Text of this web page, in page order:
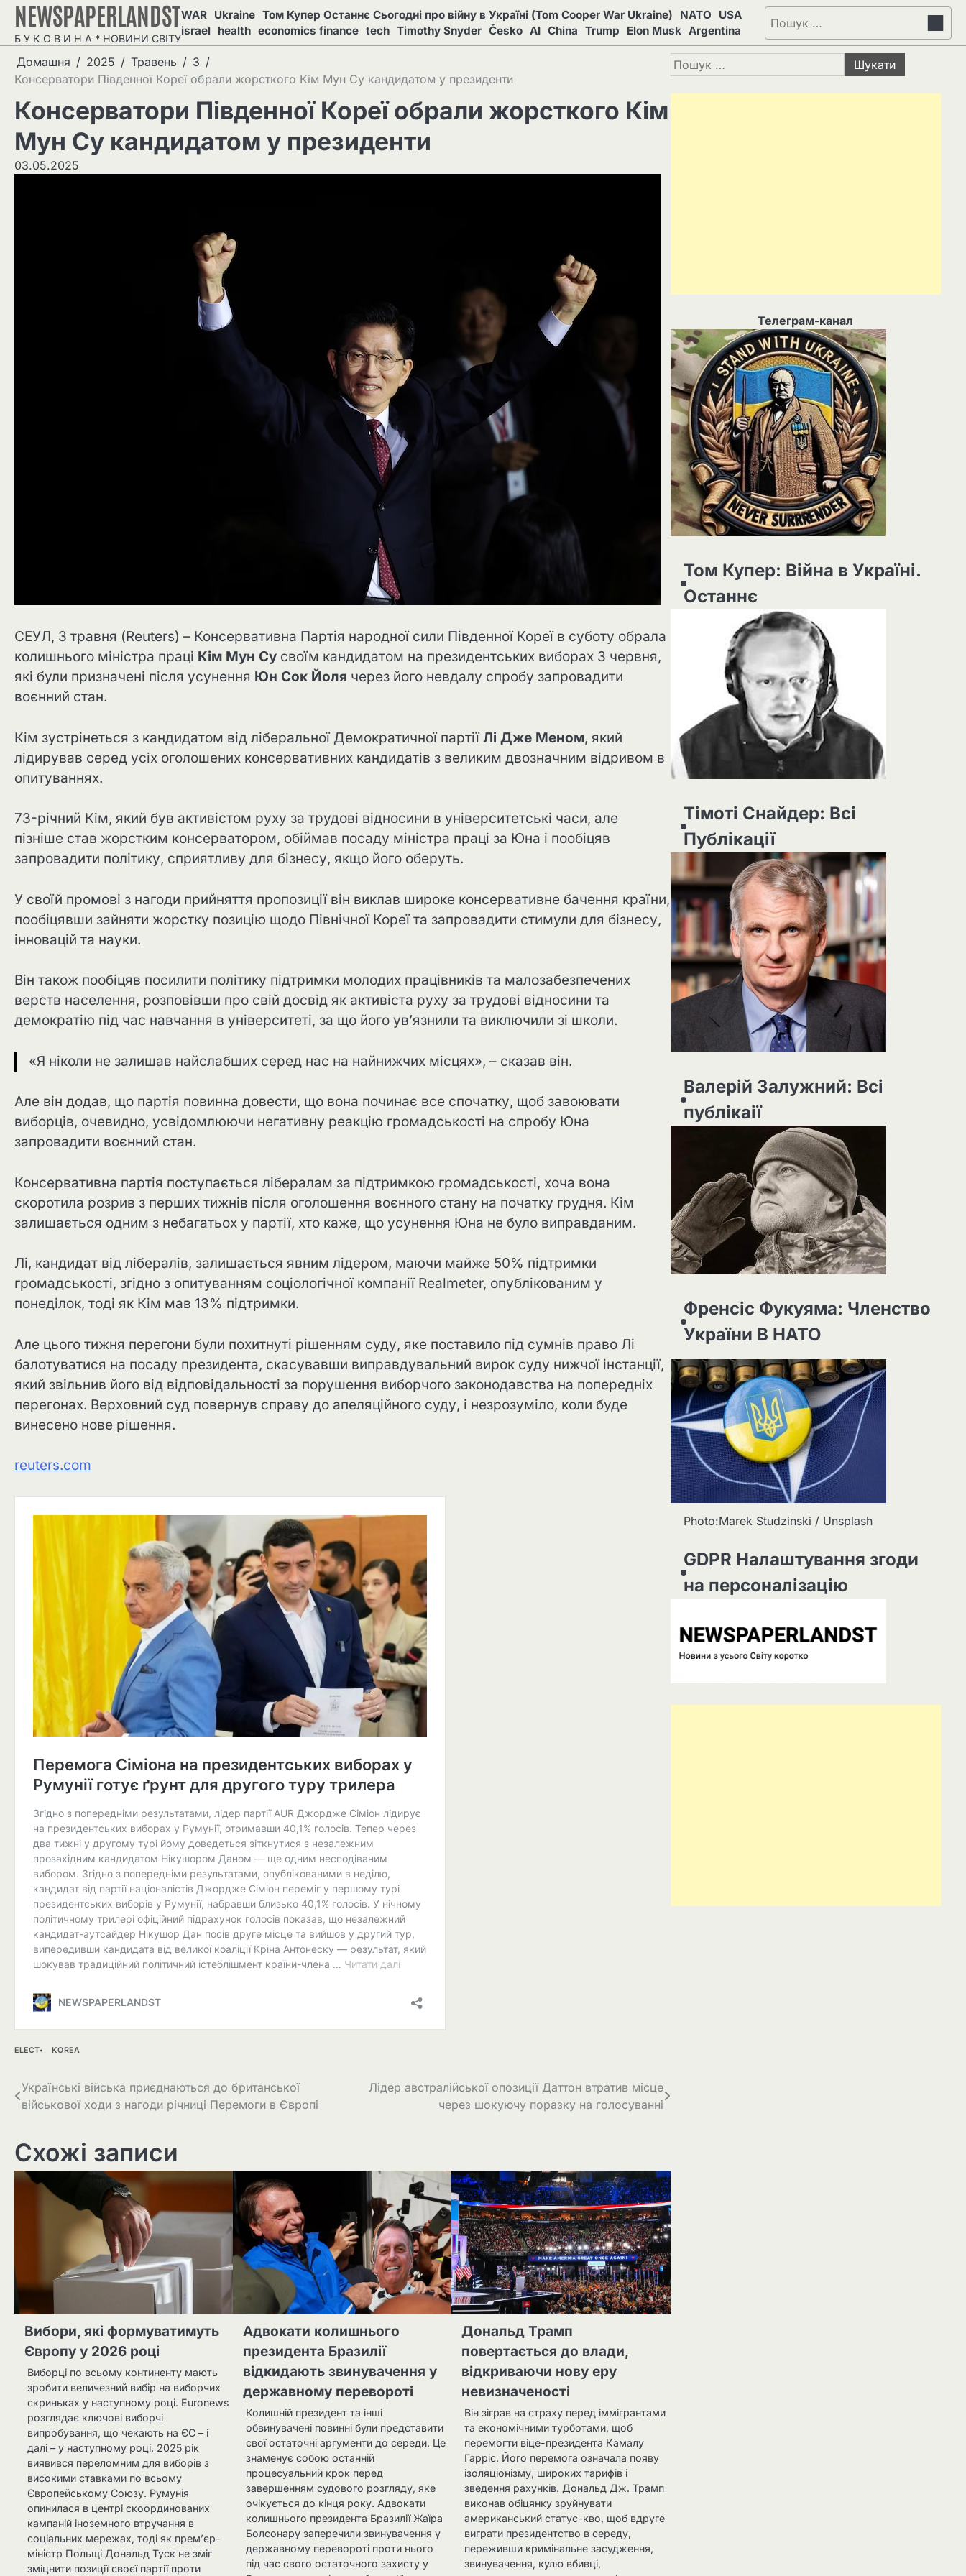
Перейти
вмісту
NEWSPAPERLANDST
Б У К О В И Н А * НОВИНИ СВІТУ
WAR Ukraine Том Купер Останнє Сьогодні про війну в Україні (Tom Cooper War Ukraine) NATO
USA
israel health economics finance tech Timothy Snyder Česko AI China Trump Elon Musk Argentina
Пошук:
Домашня 2025 Травень
3
Консерватори Південної Кореї обрали жорсткого Кім Мун Су кандидатом у президенти
Консерватори Південної Кореї обрали жорсткого Кім
Мун Су кандидатом у президенти
03.05.2025
СЕУЛ, 3 травня (Reuters) – Консервативна Партія народної сили Південної Кореї в суботу обрала
колишнього міністра праці Кім Мун Су своїм кандидатом на президентських виборах 3 червня,
які були призначені після усунення Юн Сок Йоля через його невдалу спробу запровадити
воєнний стан.
Кім зустрінеться з кандидатом від ліберальної Демократичної партіїЛі Дже Меном, який
лідирував серед усіх оголошених консервативних кандидатів з великим двозначним відривом в
опитуваннях.
73-річний Кім, який був активістом руху за трудові відносини в університетські часи, але
пізніше став жорстким консерватором, обіймав посаду міністра праці за Юна і пообіцяв
запровадити політику, сприятливу для бізнесу, якщо його оберуть.
У своїй промові з нагоди прийняття пропозиції він виклав широке консервативне бачення країни,
пообіцявши зайняти жорстку позицію щодо Північної Кореї та запровадити стимули для бізнесу,
інновацій та науки.
Він також пообіцяв посилити політику підтримки молодих працівників та малозабезпечених
верств населення, розповівши про свій досвід як активіста руху за трудові відносини та
демократію під час навчання в університеті, за що його ув’язнили та виключили зі школи.
«Я ніколи не залишав найслабших серед нас на найнижчих місцях», – сказав він.
Але він додав, що партія повинна довести, що вона починає все спочатку, щоб завоювати
виборців, очевидно, усвідомлюючи негативну реакцію громадськості на спробу Юна
запровадити воєнний стан.
Консервативна партія поступається лібералам за підтримкою громадськості, хоча вона
скоротила розрив з перших тижнів після оголошення воєнного стану на початку грудня. Кім
залишається одним з небагатьох у партії, хто каже, що усунення Юна не було виправданим.
Лі, кандидат від лібералів, залишається явним лідером, маючи майже 50% підтримки
громадськості, згідно з опитуванням соціологічної компанії Realmeter, опублікованим у
понеділок, тоді як Кім мав 13% підтримки.
Але цього тижня перегони були похитнуті рішенням суду, яке поставило під сумнів право Лі
балотуватися на посаду президента, скасувавши виправдувальний вирок суду нижчої інстанції,
який звільнив його від відповідальності за порушення виборчого законодавства на попередніх
перегонах. Верховний суд повернув справу до апеляційного суду, і незрозуміло, коли буде
винесено нове рішення.
reuters.com
ELECT KOREA
Навігація
Українські війська приєднаються до британської
військової ходи з нагоди річниці Перемоги в Європі
Лідер австралійської опозиції Даттон втратив місце
через шокуючу поразку на голосуванні
Схожі записи
Вибори, які формуватимуть
Європу у 2026 році
Виборці по всьому континенту мають
зробити величезний вибір на виборчих
скриньках у наступному році. Euronews
розглядає ключові виборчі
випробування, що чекають на ЄС – і
далі – у наступному році. 2025 рік
виявився переломним для виборів з
високими ставками по всьому
Європейському Союзу. Румунія
опинилася в центрі скоординованих
кампаній іноземного втручання в
соціальних мережах, тоді як прем’єр-
міністр Польщі Дональд Туск не зміг
зміцнити позиції своєї партії проти
Адвокати колишнього
президента Бразилії
відкидають звинувачення у
державному перевороті
Колишній президент та інші
обвинувачені повинні були представити
свої остаточні аргументи до середи. Це
знаменує собою останній
процесуальний крок перед
завершенням судового розгляду, яке
очікується до кінця року. Адвокати
колишнього президента Бразилії Жаїра
Болсонару заперечили звинувачення у
державному перевороті проти нього
під час свого остаточного захисту у
Дональд Трамп
повертається до влади,
відкриваючи нову еру
невизначеності
Він зіграв на страху перед іммігрантами
та економічними турботами, щоб
перемогти віце-президента Камалу
Гарріс. Його перемога означала появу
ізоляціонізму, широких тарифів і
зведення рахунків. Дональд Дж. Трамп
виконав обіцянку зруйнувати
американський статус-кво, щоб вдруге
виграти президентство в середу,
переживши кримінальне засудження,
звинувачення, кулю вбивці,
Пошук:
Телеграм-канал
Том Купер: Війна в Україні.
Останнє
Тімоті Снайдер: Всі
Публікації
Валерій Залужний: Всі
публікаії
Френсіс Фукуяма: Членство
України В НАТО
Photo:Marek Studzinski / Unsplash
GDPR Налаштування згоди
на персоналізацію